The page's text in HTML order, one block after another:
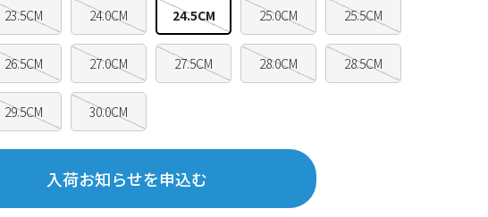
23.5CM 24.0CM 24.5CM 25.0CM 25.5CM
26.5CM 27.0CM 27.5CM 28.0CM 28.5CM
29.5CM 30.0CM
入荷お知らせを申込む